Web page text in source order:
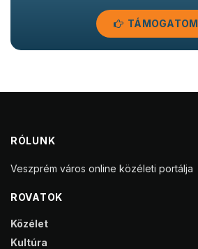
TÁMOGATOM
RÓLUNK
Veszprém város online közéleti portálja
ROVATOK
Közélet
Kultúra